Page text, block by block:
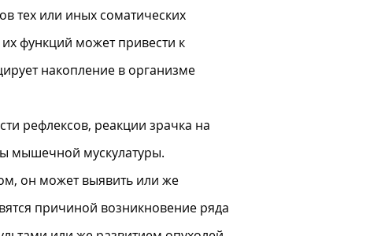
тех или иных соматических
функций может привести к
накопление в организме
рефлексов, реакции зрачка на
мышечной мускулатуры.
он может выявить или же
причиной возникновение ряда